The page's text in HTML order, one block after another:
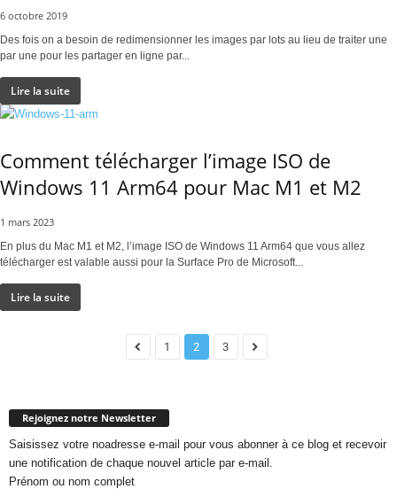
6 octobre 2019
Des fois on a besoin de redimensionner les images par lots au lieu de traiter une
par une pour les partager en ligne par...
Lire la suite
Comment télécharger l’image ISO de
Windows 11 Arm64 pour Mac M1 et M2
1 mars 2023
En plus du Mac M1 et M2, l’image ISO de Windows 11 Arm64 que vous allez
télécharger est valable aussi pour la Surface Pro de Microsoft...
Lire la suite
1 2 3
Rejoignez notre Newsletter
Saisissez votre noadresse e-mail pour vous abonner à ce blog et recevoir
une notification de chaque nouvel article par e-mail.
Prénom ou nom complet